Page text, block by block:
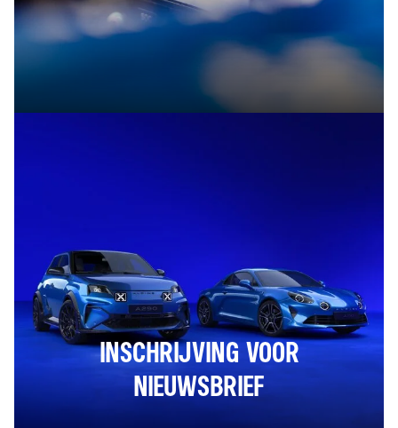
INSCHRIJVING VOOR
NIEUWSBRIEF